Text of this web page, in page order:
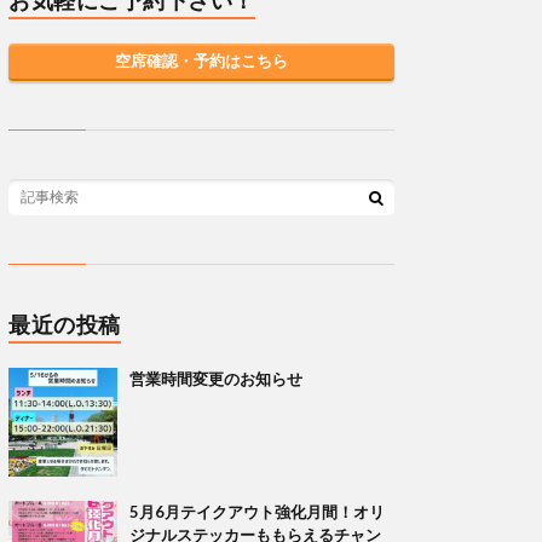
空席確認・予約はこちら
最近の投稿
営業時間変更のお知らせ
5月6月テイクアウト強化月間！オリ
ジナルステッカーももらえるチャン